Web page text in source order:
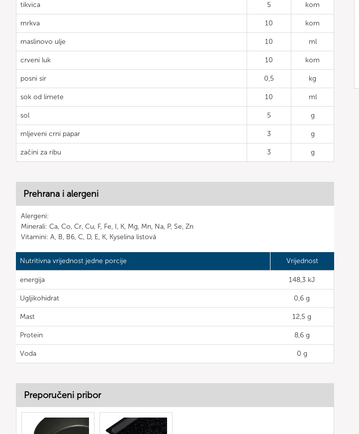
tikvica 5 kom
mrkva 10 kom
maslinovo ulje 10 ml
crveni luk 10 kom
posni sir 0,5 kg
sok od limete 10 ml
sol 5 g
mljeveni crni papar 3 g
začini za ribu 3 g
Prehrana i alergeni
Alergeni:
Minerali: Ca, Co, Cr, Cu, F, Fe, I, K, Mg, Mn, Na, P, Se, Zn
Vitamini: A, B, B6, C, D, E, K, Kyselina listová
Nutritivna vrijednost jedne porcije Vrijednost
energija 148,3 kJ
Ugljikohidrat 0,6 g
Mast 12,5 g
Protein 8,6 g
Voda 0 g
Preporučeni pribor